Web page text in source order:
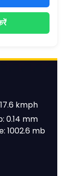
kmph
0.14 mm
1002.6 mb